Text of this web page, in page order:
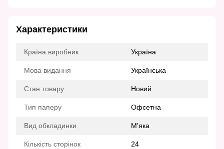
Характеристики
Країна виробник Україна
Мова видання Українська
Стан товару Новий
Тип паперу Офсетна
Вид обкладинки М'яка
Кількість сторінок 24